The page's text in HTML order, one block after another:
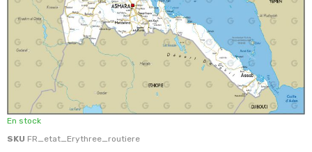
En stock
SKU FR_etat_Erythree_routiere